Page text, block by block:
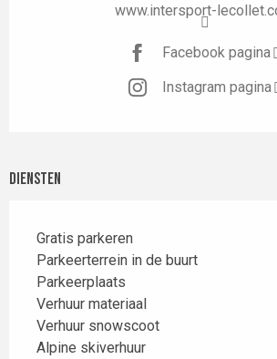
www.intersport-
Facebook pagina
Instagram pagina
Diensten
Gratis parkeren
Parkeerterrein in de buurt
Parkeerplaats
Verhuur materiaal
Verhuur snowscoot
Alpine skiverhuur